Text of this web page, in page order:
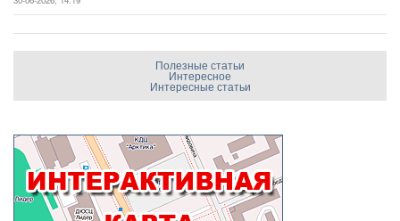
Полезные статьи
Интересное
Интересные статьи